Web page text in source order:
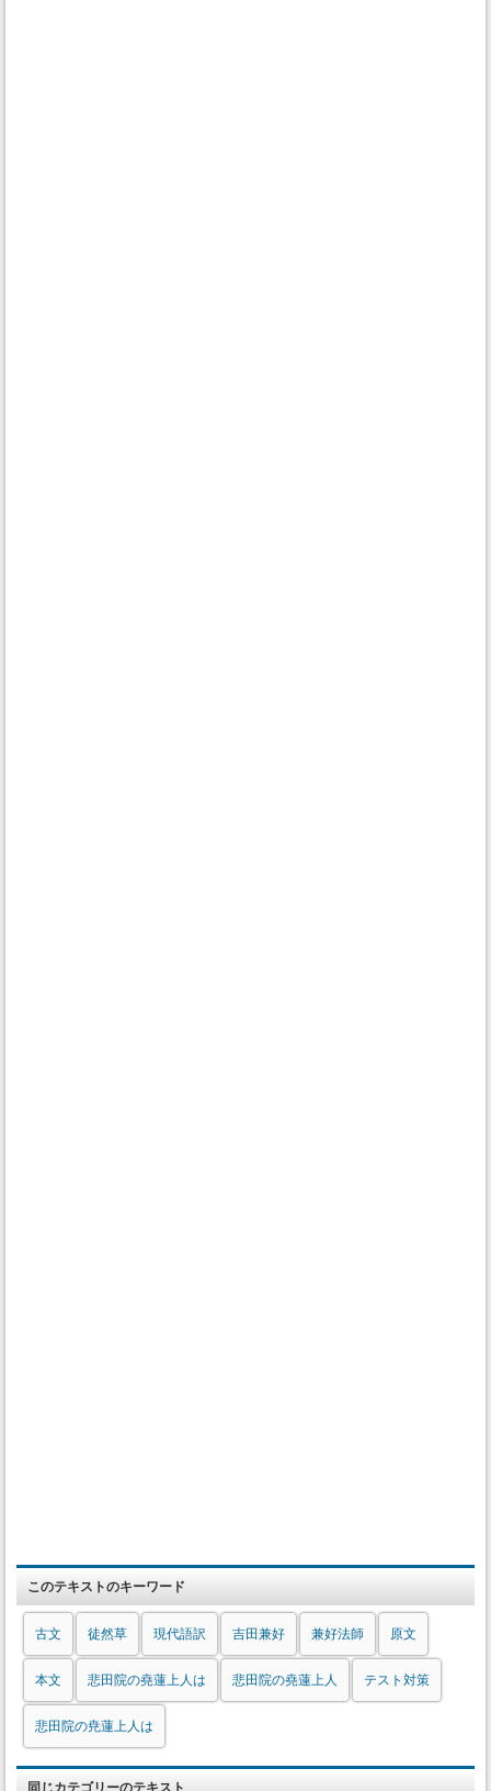
このテキストのキーワード
古文 徒然草 現代語訳 吉田兼好 兼好法師 原文
本文 悲田院の堯蓮上人は 悲田院の堯蓮上人 テスト対策
悲田院の尭蓮上人は
同じカテゴリーのテキスト